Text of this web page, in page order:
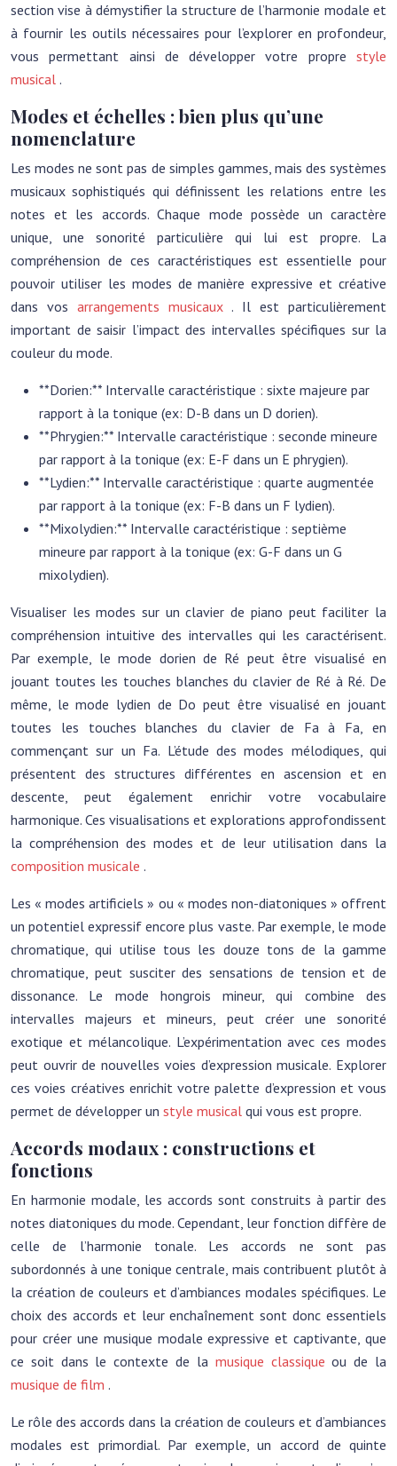
section vise à démystifier la structure de l’harmonie modale et
à fournir les outils nécessaires pour l’explorer en profondeur,
vous permettant ainsi de développer votre propre style
musical .
Modes et échelles : bien plus qu’une
nomenclature
Les modes ne sont pas de simples gammes, mais des systèmes
musicaux sophistiqués qui définissent les relations entre les
notes et les accords. Chaque mode possède un caractère
unique, une sonorité particulière qui lui est propre. La
compréhension de ces caractéristiques est essentielle pour
pouvoir utiliser les modes de manière expressive et créative
dans vos arrangements musicaux. Il est particulièrement
important de saisir l’impact des intervalles spécifiques sur la
couleur du mode.
**Dorien:** Intervalle caractéristique : sixte majeure par
rapport à la tonique (ex: D-B dans un D dorien).
**Phrygien:** Intervalle caractéristique : seconde mineure
par rapport à la tonique (ex: E-F dans un E phrygien).
**Lydien:** Intervalle caractéristique : quarte augmentée
par rapport à la tonique (ex: F-B dans un F lydien).
**Mixolydien:** Intervalle caractéristique : septième
mineure par rapport à la tonique (ex: G-F dans un G
mixolydien).
Visualiser les modes sur un clavier de piano peut faciliter la
compréhension intuitive des intervalles qui les caractérisent.
Par exemple, le mode dorien de Ré peut être visualisé en
jouant toutes les touches blanches du clavier de Ré à Ré. De
même, le mode lydien de Do peut être visualisé en jouant
toutes les touches blanches du clavier de Fa à Fa, en
commençant sur un Fa. L’étude des modes mélodiques, qui
présentent des structures différentes en ascension et en
descente, peut également enrichir votre vocabulaire
harmonique. Ces visualisations et explorations approfondissent
la compréhension des modes et de leur utilisation dans la
composition musicale .
Les « modes artificiels » ou « modes non-diatoniques » offrent
un potentiel expressif encore plus vaste. Par exemple, le mode
chromatique, qui utilise tous les douze tons de la gamme
chromatique, peut susciter des sensations de tension et de
dissonance. Le mode hongrois mineur, qui combine des
intervalles majeurs et mineurs, peut créer une sonorité
exotique et mélancolique. L’expérimentation avec ces modes
peut ouvrir de nouvelles voies d’expression musicale. Explorer
ces voies créatives enrichit votre palette d’expression et vous
permet de développer un style musical qui vous est propre.
Accords modaux : constructions et
fonctions
En harmonie modale, les accords sont construits à partir des
notes diatoniques du mode. Cependant, leur fonction diffère de
celle de l’harmonie tonale. Les accords ne sont pas
subordonnés à une tonique centrale, mais contribuent plutôt à
la création de couleurs et d’ambiances modales spécifiques. Le
choix des accords et leur enchaînement sont donc essentiels
pour créer une musique modale expressive et captivante, que
ce soit dans le contexte de la musique classiqueou de la
musique de film .
Le rôle des accords dans la création de couleurs et d’ambiances
modales est primordial. Par exemple, un accord de quinte